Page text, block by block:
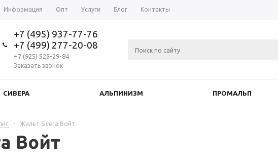
Информация Опт Услуги Блог Контакты
+7 (495) 937-77-76
+7 (499) 277-20-08
+7 (925) 525-29-84
Заказать звонок
СИВЕРА АЛЬПИНИЗМ ПРОМАЛЬП
- Жилет Sivera Войт
Войт